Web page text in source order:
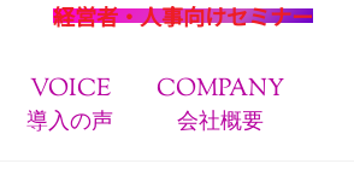
経営者・人事向けセミナー
VOICE
導入の声
COMPANY
会社概要